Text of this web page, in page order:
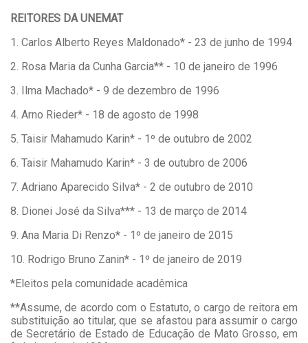
REITORES DA UNEMAT
1. Carlos Alberto Reyes Maldonado* - 23 de junho de 1994
2. Rosa Maria da Cunha Garcia** - 10 de janeiro de 1996
3. Ilma Machado* - 9 de dezembro de 1996
4. Arno Rieder* - 18 de agosto de 1998
5. Taisir Mahamudo Karin* - 1º de outubro de 2002
6. Taisir Mahamudo Karin* - 3 de outubro de 2006
7. Adriano Aparecido Silva* - 2 de outubro de 2010
8. Dionei José da Silva*** - 13 de março de 2014
9. Ana Maria Di Renzo* - 1º de janeiro de 2015
10. Rodrigo Bruno Zanin* - 1º de janeiro de 2019
*Eleitos pela comunidade acadêmica
**Assume, de acordo com o Estatuto, o cargo de reitora em
substituição ao titular, que se afastou para assumir o cargo
de Secretário de Estado de Educação de Mato Grosso, em